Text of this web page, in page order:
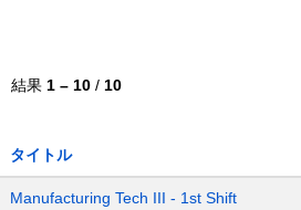
結果 1 – 10 / 10
タイトル
Manufacturing Tech III - 1st Shift